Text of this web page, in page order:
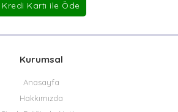
Kurumsal
Anasayfa
Hakkımızda